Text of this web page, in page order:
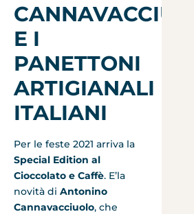
CANNAVACCIULO
E I
PANETTONI
ARTIGIANALI
ITALIANI
Per le feste 2021 arriva la
Special Edition al
Cioccolato e Caffè. E’la
novità di Antonino
Cannavacciuolo, che